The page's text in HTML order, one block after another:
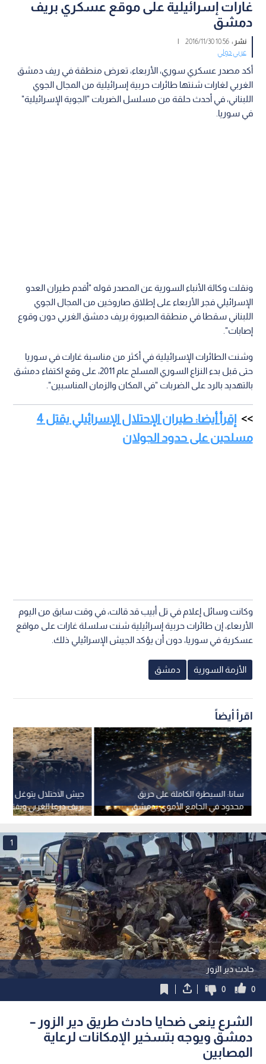
غارات إسرائيلية على موقع عسكري بريف
دمشق
نشر :10:56 2016/11/30
|
عربي دولي
أكد مصدر عسكري سوري، الأربعاء، تعرض منطقة في ريف دمشق
الغربي لغارات شنتها طائرات حربية إسرائيلية من المجال الجوي
اللبناني، في أحدث حلقة من مسلسل الضربات "الجوية الإسرائيلية"
في سوريا.
ونقلت وكالة الأنباء السورية عن المصدر قوله "أقدم طيران العدو
الإسرائيلي فجر الأربعاء على إطلاق صاروخين من المجال الجوي
اللبناني سقطا في منطقة الصبورة بريف دمشق الغربي دون وقوع
إصابات".
وشنت الطائرات الإسرائيلية في أكثر من مناسبة غارات في سوريا
حتى قبل بدء النزاع السوري المسلح عام 2011، على وقع اكتفاء دمشق
بالتهديد بالرد على الضربات "في المكان والزمان المناسبين".
إقرأ أيضا: طيران الإحتلال الإسرائيلي يقتل 4
مسلحين على حدود الجولان
وكانت وسائل إعلام في تل أبيب قد قالت، في وقت سابق من اليوم
الأربعاء، إن طائرات حربية إسرائيلية شنت سلسلة غارات على مواقع
عسكرية في سوريا، دون أن يؤكد الجيش الإسرائيلي ذلك.
الأزمة السورية دمشق
اقرأ أيضاً
جيش الاحتلال يتوغل في
بريف درعا الغربي ويفتش
سانا: السيطرة الكاملة على حريق
محدود في الجامع الأموي بدمشق
دون أضرار
حادث دير الزور
1
0
0
الشرع ينعى ضحايا حادث طريق دير الزور –
دمشق ويوجه بتسخير الإمكانات لرعاية
المصابين